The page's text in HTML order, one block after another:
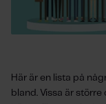
Här är en lista på
bland. Vissa är